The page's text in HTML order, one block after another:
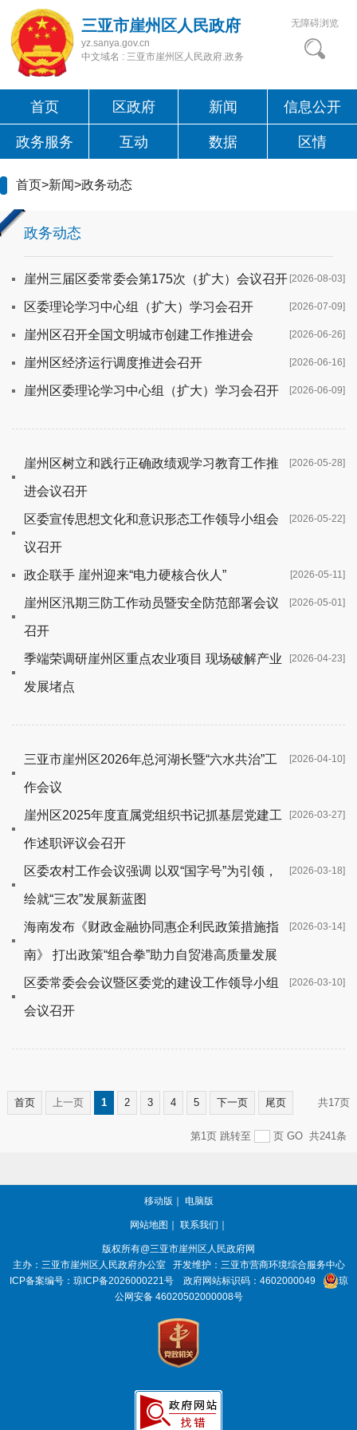
三亚市崖州区人民政府
yz.sanya.gov.cn
中文域名 : 三亚市崖州区人民政府.政务
无障碍浏览
首页 区政府 新闻 信息公开
政务服务 互动 数据 区情
首页>新闻>政务动态
政务动态
[2026-08-03]
崖州三届区委常委会第175次（扩大）会议召开
[2026-07-09]
区委理论学习中心组（扩大）学习会召开
[2026-06-26]
崖州区召开全国文明城市创建工作推进会
[2026-06-16]
崖州区经济运行调度推进会召开
[2026-06-09]
崖州区委理论学习中心组（扩大）学习会召开
[2026-05-28]
崖州区树立和践行正确政绩观学习教育工作推
进会议召开
[2026-05-22]
区委宣传思想文化和意识形态工作领导小组会
议召开
[2026-05-11]
政企联手 崖州迎来“电力硬核合伙人”
[2026-05-01]
崖州区汛期三防工作动员暨安全防范部署会议
召开
[2026-04-23]
季端荣调研崖州区重点农业项目 现场破解产业
发展堵点
[2026-04-10]
三亚市崖州区2026年总河湖长暨“六水共治”工
作会议
[2026-03-27]
崖州区2025年度直属党组织书记抓基层党建工
作述职评议会召开
[2026-03-18]
区委农村工作会议强调 以双“国字号”为引领，
绘就“三农”发展新蓝图
[2026-03-14]
海南发布《财政金融协同惠企利民政策措施指
南》 打出政策“组合拳”助力自贸港高质量发展
[2026-03-10]
区委常委会会议暨区委党的建设工作领导小组
会议召开
首页 上一页 1 2 3 4 5 下一页 尾页 共17页
共241条
跳转至 页 GO
第1页
移动版 ｜ 电脑版
网站地图 ｜ 联系我们 ｜
版权所有@三亚市崖州区人民政府网
主办：三亚市崖州区人民政府办公室
开发维护：三亚市营商环境综合服务中心
ICP备案编号： 琼ICP备2026000221号 政府网站标识码： 4602000049
琼
公网安备 46020502000008号